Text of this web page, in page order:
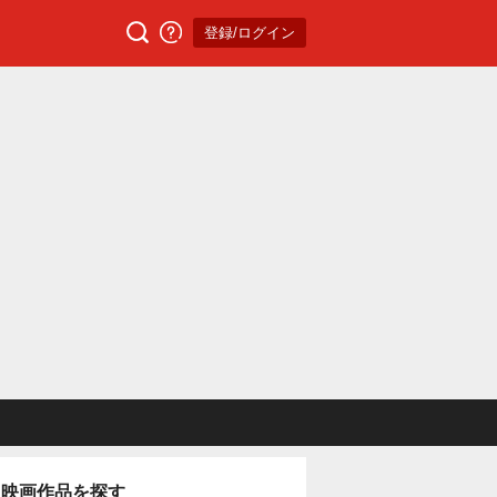
登録/ログイン
映画作品を探す